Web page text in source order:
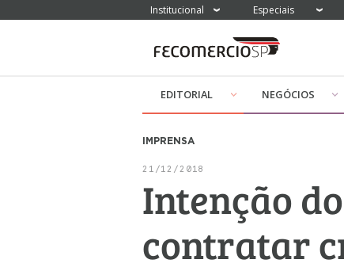
Institucional Especiais
EDITORIAL NEGÓCIOS
IMPRENSA
21/12/2018
Intenção
contratar